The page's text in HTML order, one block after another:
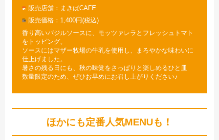
販売店舗
まきばCAFE
販売価格
1,400円(税込)
香り高いバジルソースに、モッツァレラとフレッシュトマト
をトッピング。
ソースにはマザー牧場の牛乳を使用し、まろやかな味わいに
仕上げました。
暑さの残る日にも、秋の味覚をさっぱりと楽しめるひと皿
数量限定のため、ぜひお早めにお召し上がりください♪
ほかにも定番人気MENUも！